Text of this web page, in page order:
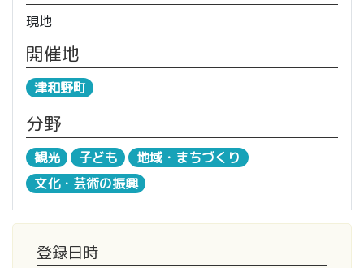
現地
開催地
津和野町
分野
観光 子ども
地域・まちづくり
文化・芸術の振興
登録日時